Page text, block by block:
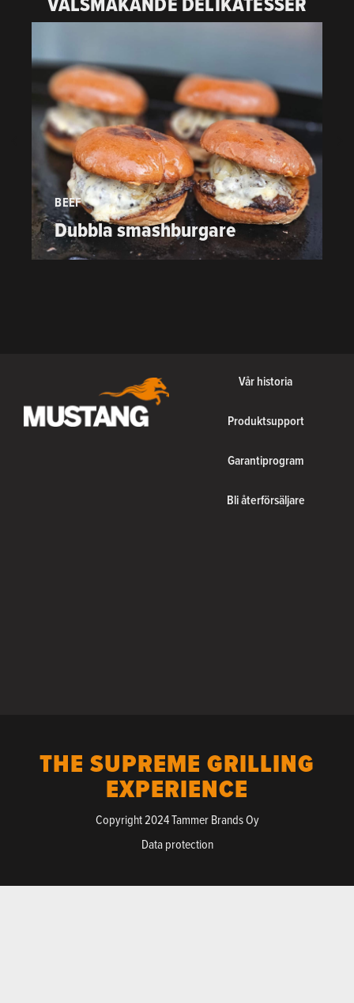
BEEF
Dubbla smashburgare
Vår historia
Produktsupport
Garantiprogram
Bli återförsäljare
THE SUPREME GRILLING
EXPERIENCE
Copyright 2024 Tammer Brands Oy
Data protection